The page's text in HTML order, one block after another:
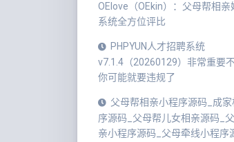
OElove（OEkin）：父母帮相亲
系统全方位评比
PHPYUN人才招聘系统
v7.1.4（20260129）非常重要
你可能就要违规了
父母帮相亲小程序源码_成
序源码_父母帮儿女相亲源码_
亲小程序源码_父母牵线小程序